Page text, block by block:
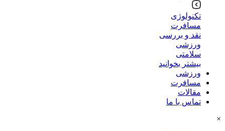
تکنولوژی
مسافرت
نقد و بررسی
ورزشی
سلامتی
بیشتر بخوانید
ورزشی
مسافرت
مقالات
تماس با ما
×